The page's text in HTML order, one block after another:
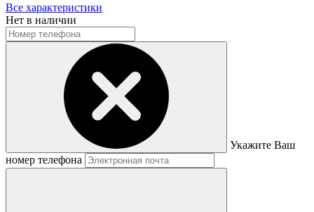
Все характеристики
Нет в наличии
Укажите Ваш
номер телефона